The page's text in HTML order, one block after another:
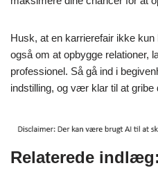
Husk, at en karrierefair ikke
også om at opbygge relationer,
professionel. Så gå ind i
indstilling, og vær klar til at gribe
Relaterede indlæg: